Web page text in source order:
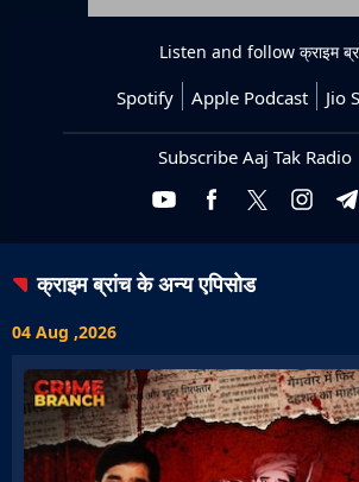
Listen and follow क्राइम
Spotify Apple Podcast Jio
Subscribe Aaj Tak Radio
क्राइम ब्रांचके अन्य एपिसोड
04 Aug ,2026